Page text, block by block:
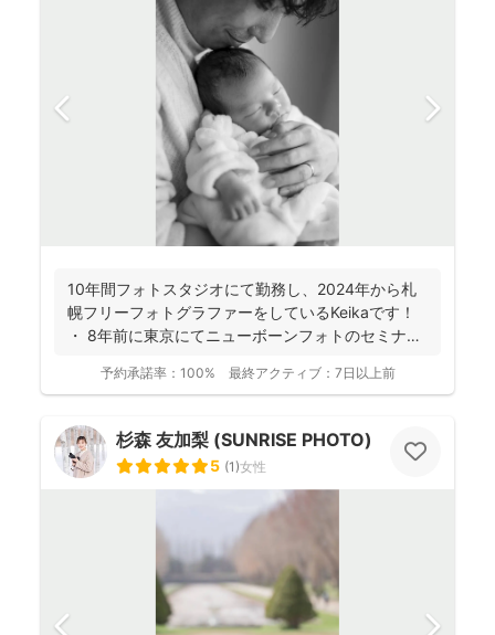
10年間フォトスタジオにて勤務し、2024年から札
幌フリーフォトグラファーをしているKeikaです！
・ 8年前に東京にてニューボーンフォトのセミナ
予約承諾率： 100% 最終アクティブ： 7日以上前
杉森 友加梨 (SUNRISE PHOTO)
5 (1)女性